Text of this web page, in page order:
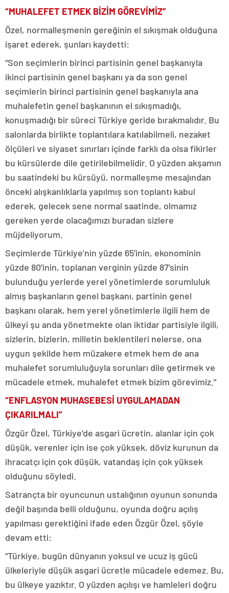
“MUHALEFET ETMEK BİZİM GÖREVİMİZ”
Özel, normalleşmenin gereğinin el sıkışmak olduğuna
işaret ederek, şunları kaydetti:
“Son seçimlerin birinci partisinin genel başkanıyla
ikinci partisinin genel başkanı ya da son genel
seçimlerin birinci partisinin genel başkanıyla ana
muhalefetin genel başkanının el sıkışmadığı,
konuşmadığı bir süreci Türkiye geride bırakmalıdır. Bu
salonlarda birlikte toplantılara katılabilmeli, nezaket
ölçüleri ve siyaset sınırları içinde farklı da olsa fikirler
bu kürsülerde dile getirilebilmelidir. O yüzden akşamın
bu saatindeki bu kürsüyü, normalleşme mesajından
önceki alışkanlıklarla yapılmış son toplantı kabul
ederek, gelecek sene normal saatinde, olmamız
gereken yerde olacağımızı buradan sizlere
müjdeliyorum.
Seçimlerde Türkiye’nin yüzde 65’inin, ekonominin
yüzde 80’inin, toplanan verginin yüzde 87’sinin
bulunduğu yerlerde yerel yönetimlerde sorumluluk
almış başkanların genel başkanı, partinin genel
başkanı olarak, hem yerel yönetimlerle ilgili hem de
ülkeyi şu anda yönetmekte olan iktidar partisiyle ilgili,
sizlerin, bizlerin, milletin beklentileri nelerse, ona
uygun şekilde hem müzakere etmek hem de ana
muhalefet sorumluluğuyla sorunları dile getirmek ve
mücadele etmek, muhalefet etmek bizim görevimiz.”
“ENFLASYON MUHASEBESİ UYGULAMADAN
ÇIKARILMALI”
Özgür Özel, Türkiye’de asgari ücretin, alanlar için çok
düşük, verenler için ise çok yüksek, döviz kurunun da
ihracatçı için çok düşük, vatandaş için çok yüksek
olduğunu söyledi.
Satrançta bir oyuncunun ustalığının oyunun sonunda
değil başında belli olduğunu, oyunda doğru açılış
yapılması gerektiğini ifade eden Özgür Özel, şöyle
devam etti:
“Türkiye, bugün dünyanın yoksul ve ucuz iş gücü
ülkeleriyle düşük asgari ücretle mücadele edemez. Bu,
bu ülkeye yazıktır. O yüzden açılışı ve hamleleri doğru